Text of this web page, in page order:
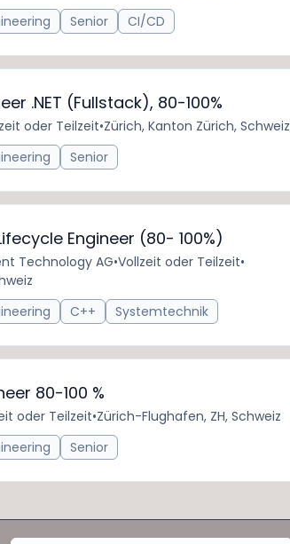
Senior CI/CD
.NET (Fullstack), 80-100%
oder Teilzeit•Zürich, Kanton Zürich, Schweiz
Senior
Engineer (80- 100%)
Technology AG•Vollzeit oder Teilzeit•
C++ Systemtechnik
80-100 %
oder Teilzeit•Zürich-Flughafen, ZH, Schweiz
Senior